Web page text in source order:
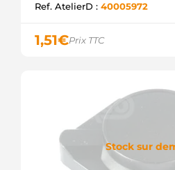
Ref. AtelierD : 40005972
1,51€Prix TTC
Stock sur